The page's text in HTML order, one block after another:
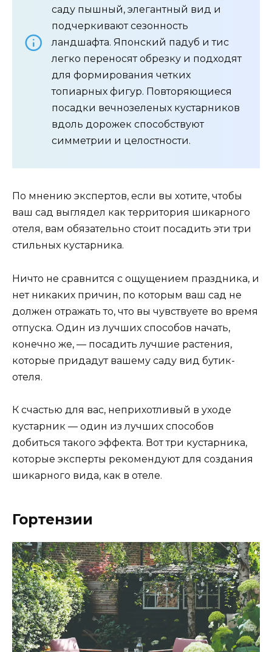
саду пышный, элегантный вид и
подчеркивают сезонность
ландшафта. Японский падуб и тис
легко переносят обрезку и подходят
для формирования четких
топиарных фигур. Повторяющиеся
посадки вечнозеленых кустарников
вдоль дорожек способствуют
симметрии и целостности.
По мнению экспертов, если вы хотите, чтобы
ваш сад выглядел как территория шикарного
отеля, вам обязательно стоит посадить эти три
стильных кустарника.
Ничто не сравнится с ощущением праздника, и
нет никаких причин, по которым ваш сад не
должен отражать то, что вы чувствуете во время
отпуска. Один из лучших способов начать,
конечно же, — посадить лучшие растения,
которые придадут вашему саду вид бутик-
отеля.
К счастью для вас, неприхотливый в уходе
кустарник — один из лучших способов
добиться такого эффекта. Вот три кустарника,
которые эксперты рекомендуют для создания
шикарного вида, как в отеле.
Гортензии